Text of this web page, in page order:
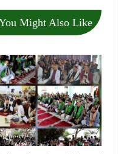
Might Also Like